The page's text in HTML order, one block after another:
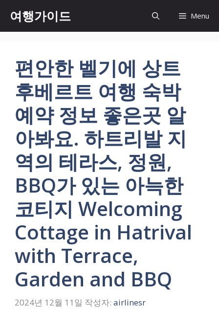
츠
여행가이드 Menu
편안한 벨기에 상트
후베르트 여행 숙박
예약 정보 좋은곳 알
아봐요. 하트리발 지
역의 테라스, 정원,
BBQ가 있는 아늑한
코티지 Welcoming
Cottage in Hatrival
with Terrace,
Garden and BBQ
2024년 12월 11일 작성자: airlinesr